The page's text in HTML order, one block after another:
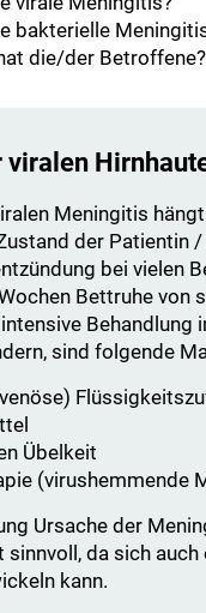
bakterielle
die/der Betroffene?
viralen
Meningitis
der Patientin
bei vielen
Bettruhe von
Behandlung
sind folgende
Übelkeit
(virushemmende
Ursache der
da sich auch
kann.